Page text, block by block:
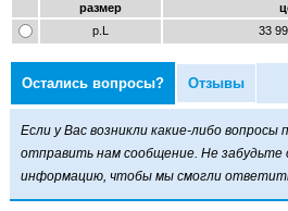
размер
р.L
33
Остались вопросы? Отзывы
Если у Вас возникли какие-либо
отправить нам сообщение. Не
информацию, чтобы мы смогли